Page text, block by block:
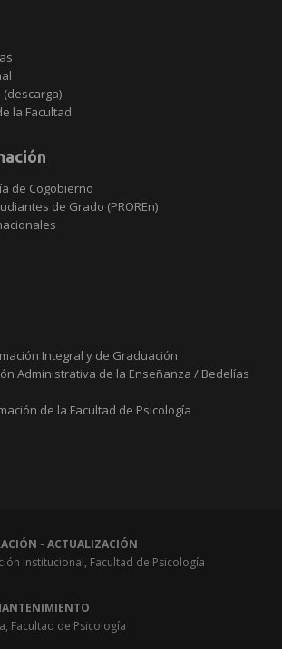
la Facultad
de Cogobierno
de Grado (PROREn)
Integral y de Graduación
Administrativa de la Enseñanza / Bedelías
de la Facultad de Psicología
- ACTUALIZACIÓN
Institucional, Facultad de Psicología
Facultad de Psicología